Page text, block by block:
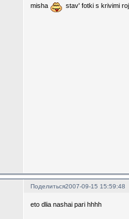
misha stav' fotki s krivimi
Поделиться2007-09-15 15:59:48
eto dlia nashai pari hhhh